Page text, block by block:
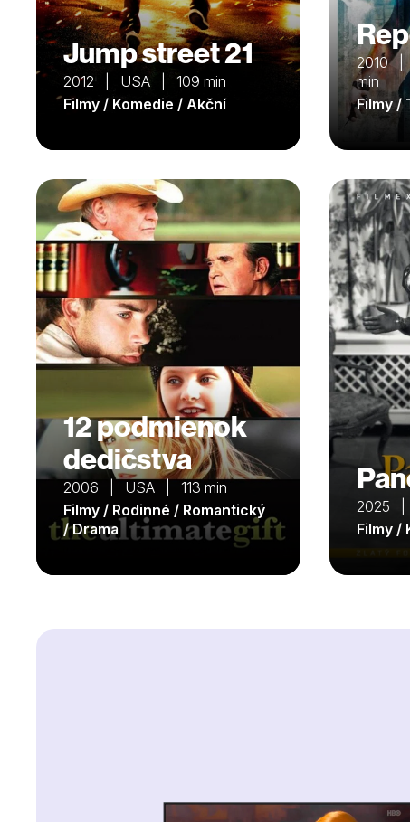
Jump street 21
2012 | USA | 109 min
Filmy / Komedie / Akční
2010 |
min
Filmy /
12 podmienok
dedičstva
2006 | USA | 113 min
Filmy / Rodinné / Romantický
/ Drama
2025 |
Filmy /